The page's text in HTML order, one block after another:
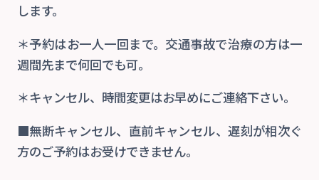
します。
＊予約はお一人一回まで。交通事故で治療の方は一
週間先まで何回でも可。
＊キャンセル、時間変更はお早めにご連絡下さい。
■無断キャンセル、直前キャンセル、遅刻が相次ぐ
方のご予約はお受けできません。